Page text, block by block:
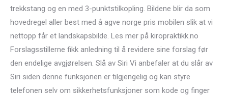
trekkstang og en med 3-punktstilkopling. Bildene blir da som
hovedregel aller best med å agve norge pris mobilen slik at vi
nettopp får et landskapsbilde. Les mer på kiropraktikk.no
Forslagsstillerne fikk anledning til å revidere sine forslag før
den endelige avgjørelsen. Slå av Siri Vi anbefaler at du slår av
Siri siden denne funksjonen er tilgjengelig og kan styre
telefonen selv om sikkerhetsfunksjoner som kode og finger